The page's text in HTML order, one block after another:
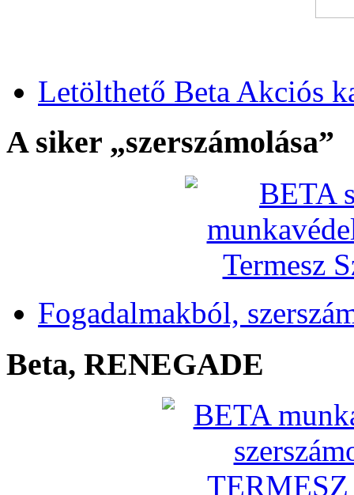
Letölthető Beta Akciós
A siker „szerszámolása”
Fogadalmakból,
Beta, RENEGADE